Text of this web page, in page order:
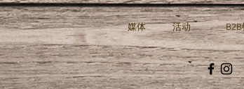
媒体 活动